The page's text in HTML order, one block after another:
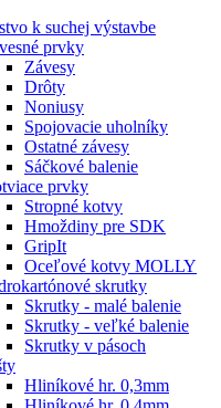
k suchej výstavbe
prvky
Závesy
Drôty
Noniusy
Spojovacie uholníky
Ostatné závesy
Sáčkové balenie
prvky
Stropné kotvy
Hmoždiny pre SDK
GripIt
Oceľové kotvy MOLLY
skrutky
Skrutky - malé balenie
Skrutky - veľké balenie
Skrutky v pásoch
Hliníkové hr. 0,3mm